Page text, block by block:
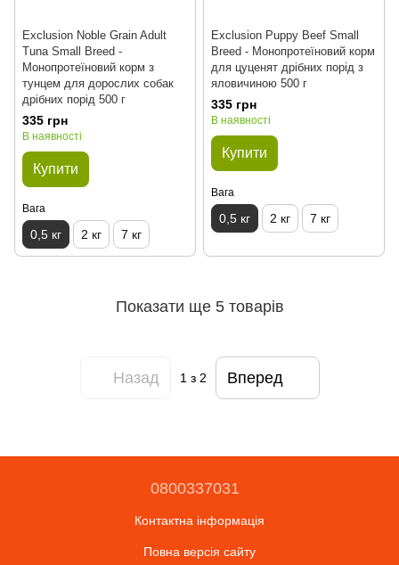
Exclusion Noble Grain Adult
Tuna Small Breed -
Монопротеїновий корм з
тунцем для дорослих собак
дрібних порід 500 г
335 грн
В наявності
Купити
Вага
0,5 кг 2 кг 7 кг
Exclusion Puppy Beef Small
Breed - Монопротеїновий корм
для цуценят дрібних порід з
яловичиною 500 г
335 грн
В наявності
Купити
Вага
0,5 кг 2 кг 7 кг
Показати ще 5 товарів
Назад 1 з 2 Вперед
0800337031
Контактна інформація
Повна версія сайту